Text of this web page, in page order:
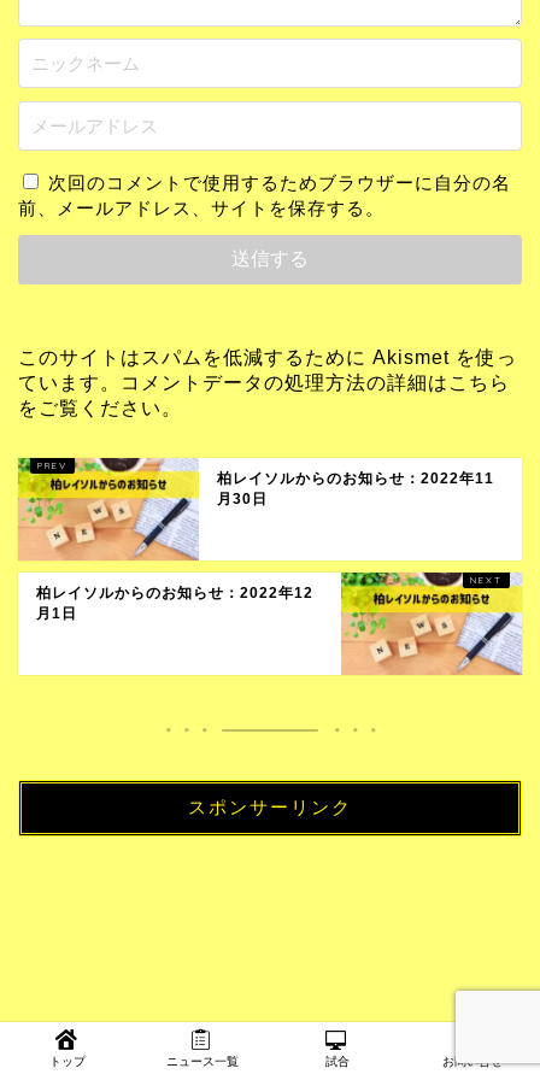
次回のコメントで使用するためブラウザーに自分の名
前、メールアドレス、サイトを保存する。
このサイトはスパムを低減するために Akismet を使っ
ています。
コメントデータの処理方法の詳細はこちら
をご覧ください 。
柏レイソルからのお知らせ：2022年11
月30日
柏レイソルからのお知らせ：2022年12
月1日
スポンサーリンク
トップ ニュース一覧 試合 お問い合せ